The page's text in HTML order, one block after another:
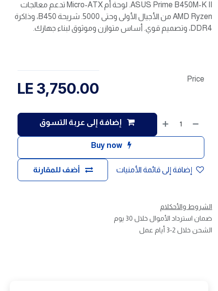
ASUS Prime B450M-K II. لوحة أم Micro-ATX تدعم معالجات
AMD Ryzen من الأجيال الأولى وحتى 5000. شريحة B450، وذاكرة
DDR4، وتصميم قوي. أساس متوازن وموثوق لبناء جهازك.
إضافة إلى عربة التسوق
Buy now
أضف للمقارنة إضافة إلى قائمة الأمنيات
Price
3,750.00
الشروط والأحكلام
ضمان استرداد الأموال خلال 30 يوم
الشحن خلال 2-3 أيام عمل